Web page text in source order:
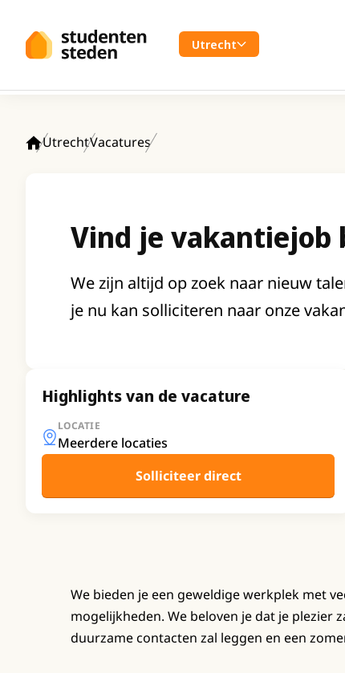
Utrecht
UtrechtVacatures
Vind je vakantiejob
We zijn altijd op zoek naar nieuw
je nu kan solliciteren naar onze
Highlights van de vacature
LOCATIE
Meerdere locaties
Solliciteer direct
We bieden je een geweldige werkplek met
mogelijkheden. We beloven je dat je plezier
duurzame contacten zal leggen en een